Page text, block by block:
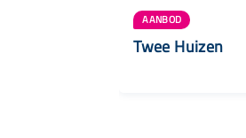
AANBOD
Twee Huizen